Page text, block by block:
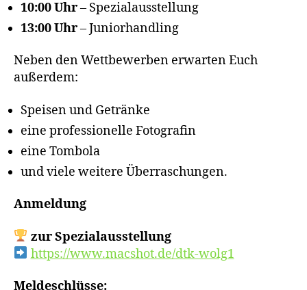
10:00 Uhr– Spezialausstellung
13:00 Uhr– Juniorhandling
Neben den Wettbewerben erwarten Euch
außerdem:
Speisen und Getränke
eine professionelle Fotografin
eine Tombola
und viele weitere Überraschungen.
Anmeldung
zur Spezialausstellung
https://www.macshot.de/dtk-wolg1
Meldeschlüsse: